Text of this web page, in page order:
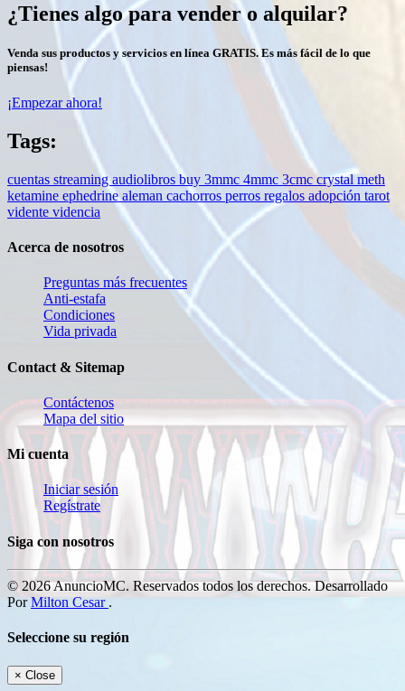
¿Tienes algo para vender o alquilar?
Venda sus productos y servicios en línea GRATIS. Es más fácil de lo que
piensas!
¡Empezar ahora!
Tags:
cuentas streamingaudiolibros buy 3mmc 4mmc3cmc crystal meth
ketamine ephedrinealeman cachorros perros regalos adopción tarot
vidente videncia
Acerca de nosotros
Preguntas más frecuentes
Anti-estafa
Condiciones
Vida privada
Contact & Sitemap
Contáctenos
Mapa del sitio
Mi cuenta
Iniciar sesión
Regístrate
Siga con nosotros
© 2026 AnuncioMC. Reservados todos los derechos. Desarrollado
PorMilton Cesar .
Seleccione su región
× Close